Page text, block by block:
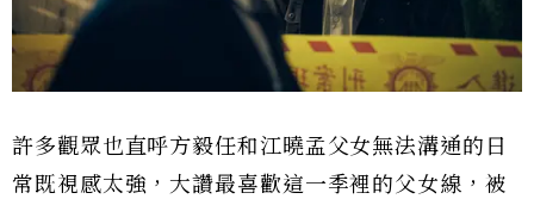
許多觀眾也直呼方毅任和江曉孟父女無法溝通的日
常既視感太強，大讚最喜歡這一季裡的父女線，被